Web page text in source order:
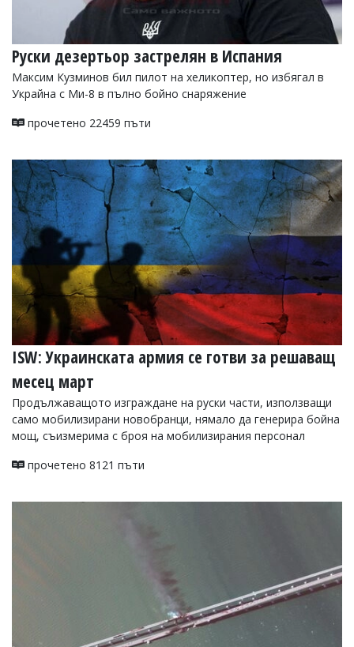
Руски дезертьор застрелян в Испания
Максим Кузминов бил пилот на хеликоптер, но избягал в
Украйна с Ми-8 в пълно бойно снаряжение
прочетено 22459 пъти
ISW: Украинската армия се готви за решаващ
месец март
Продължаващото изграждане на руски части, използващи
само мобилизирани новобранци, нямало да генерира бойна
мощ, съизмерима с броя на мобилизирания персонал
прочетено 8121 пъти